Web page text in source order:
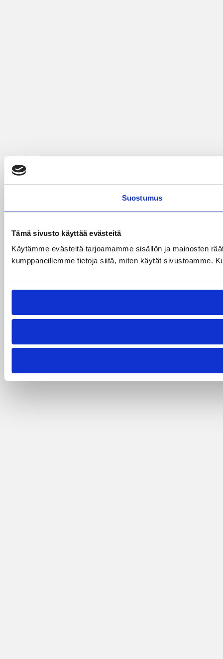
Suostumus
Tämä sivusto käyttää evästeitä
Käytämme evästeitä tarjoamamme sisällön ja mainosten
kumppaneillemme tietoja siitä, miten käytät sivustoamme.